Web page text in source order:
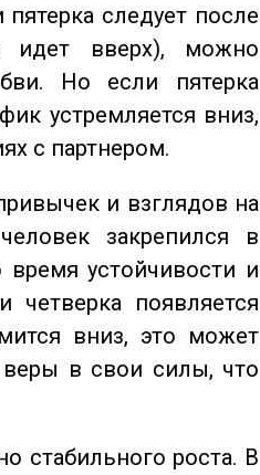
пятерка следует после
идет вверх), можно
Но если пятерка
устремляется вниз,
с партнером.
и взглядов на
закрепился в
устойчивости и
появляется
вниз, это может
веры в свои силы, что
стабильного роста. В